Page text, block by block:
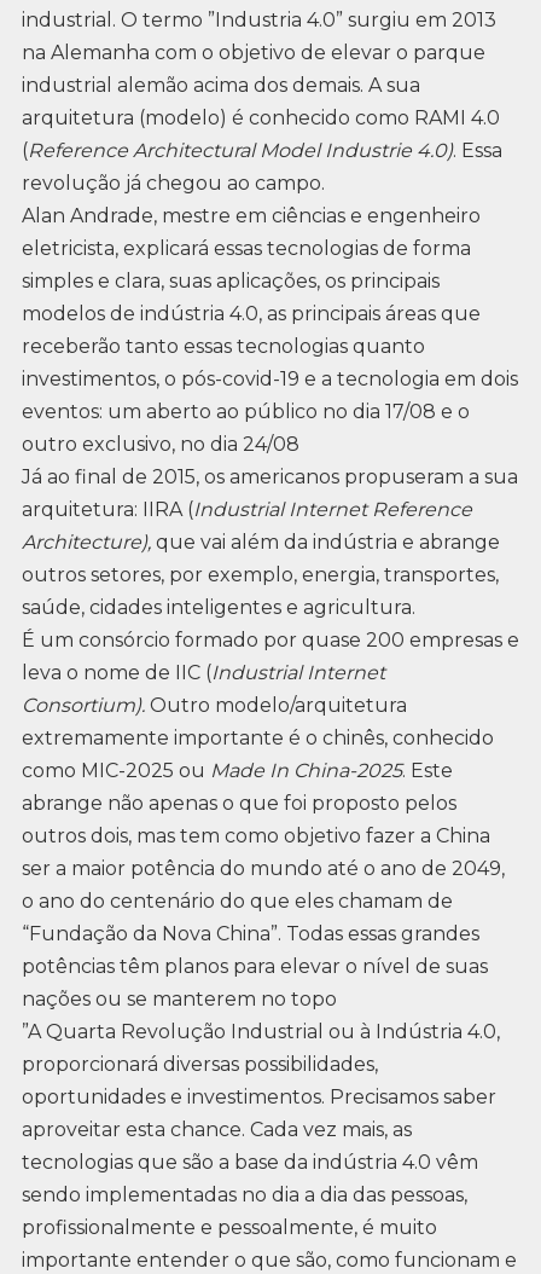
industrial. O termo ”Industria 4.0” surgiu em 2013
na Alemanha com o objetivo de elevar o parque
industrial alemão acima dos demais. A sua
arquitetura (modelo) é conhecido como RAMI 4.0
(Reference Architectural Model Industrie 4.0). Essa
revolução já chegou ao campo.
Alan Andrade, mestre em ciências e engenheiro
eletricista, explicará essas tecnologias de forma
simples e clara, suas aplicações, os principais
modelos de indústria 4.0, as principais áreas que
receberão tanto essas tecnologias quanto
investimentos, o pós-covid-19 e a tecnologia em dois
eventos: um aberto ao público no dia 17/08 e o
outro exclusivo, no dia 24/08
Já ao final de 2015, os americanos propuseram a sua
arquitetura: IIRA (Industrial Internet Reference
Architecture),que vai além da indústria e abrange
outros setores, por exemplo, energia, transportes,
saúde, cidades inteligentes e agricultura.
É um consórcio formado por quase 200 empresas e
leva o nome de IIC (Industrial Internet
Consortium). Outro modelo/arquitetura
extremamente importante é o chinês, conhecido
como MIC-2025 ou Made In China-2025. Este
abrange não apenas o que foi proposto pelos
outros dois, mas tem como objetivo fazer a China
ser a maior potência do mundo até o ano de 2049,
o ano do centenário do que eles chamam de
“Fundação da Nova China”. Todas essas grandes
potências têm planos para elevar o nível de suas
nações ou se manterem no topo
”A Quarta Revolução Industrial ou à Indústria 4.0,
proporcionará diversas possibilidades,
oportunidades e investimentos. Precisamos saber
aproveitar esta chance. Cada vez mais, as
tecnologias que são a base da indústria 4.0 vêm
sendo implementadas no dia a dia das pessoas,
profissionalmente e pessoalmente, é muito
importante entender o que são, como funcionam e